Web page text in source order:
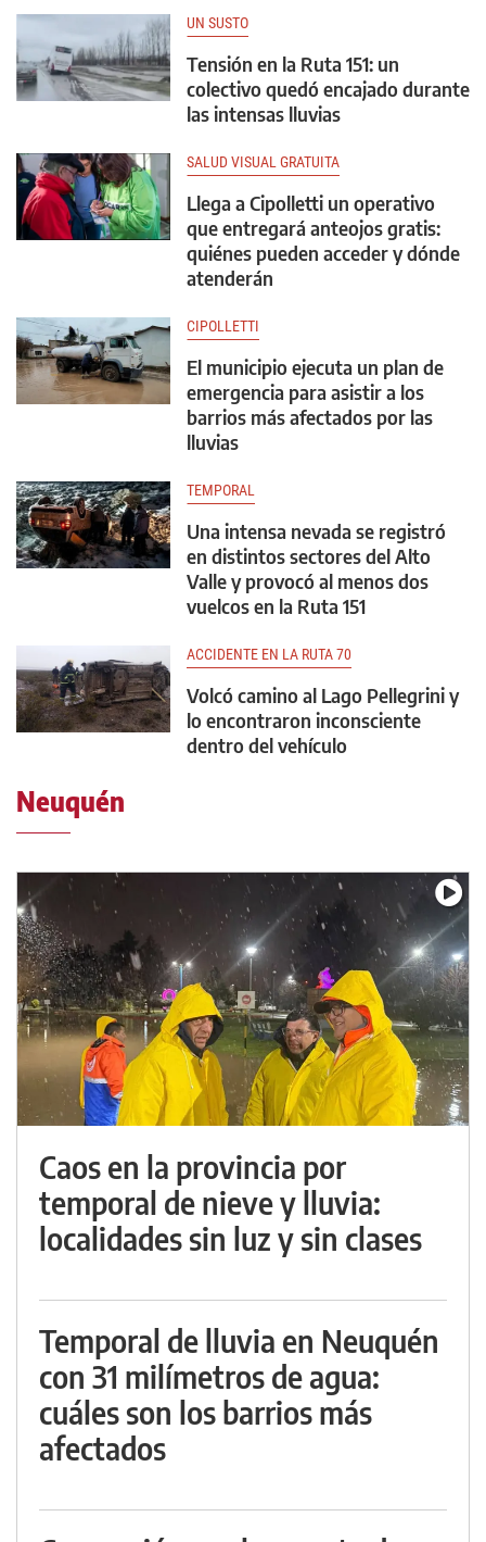
UN SUSTO
Tensión en la Ruta 151: un
colectivo quedó encajado durante
las intensas lluvias
SALUD VISUAL GRATUITA
Llega a Cipolletti un operativo
que entregará anteojos gratis:
quiénes pueden acceder y dónde
atenderán
CIPOLLETTI
El municipio ejecuta un plan de
emergencia para asistir a los
barrios más afectados por las
lluvias
TEMPORAL
Una intensa nevada se registró
en distintos sectores del Alto
Valle y provocó al menos dos
vuelcos en la Ruta 151
ACCIDENTE EN LA RUTA 70
Volcó camino al Lago Pellegrini y
lo encontraron inconsciente
dentro del vehículo
Neuquén
Caos en la provincia por
temporal de nieve y lluvia:
localidades sin luz y sin clases
Temporal de lluvia en Neuquén
con 31 milímetros de agua:
cuáles son los barrios más
afectados